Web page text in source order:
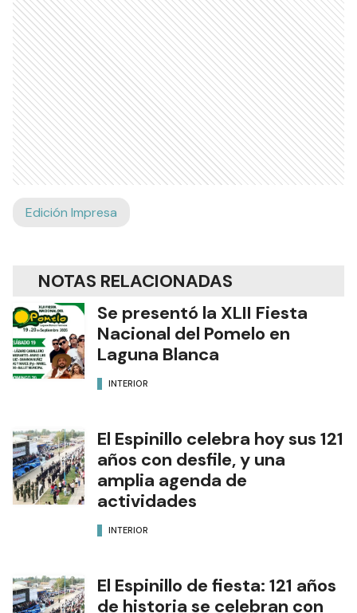
Edición Impresa
NOTAS RELACIONADAS
Se presentó la XLII Fiesta
Nacional del Pomelo en
Laguna Blanca
INTERIOR
El Espinillo celebra hoy sus 121
años con desfile, y una
amplia agenda de
actividades
INTERIOR
El Espinillo de fiesta: 121 años
de historia se celebran con